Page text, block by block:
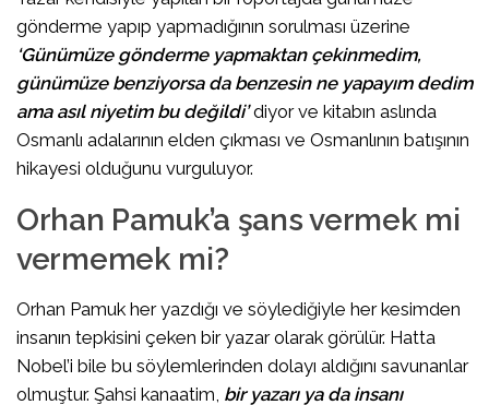
gönderme yapıp yapmadığının sorulması üzerine
‘Günümüze gönderme yapmaktan çekinmedim,
günümüze benziyorsa da benzesin ne yapayım dedim
ama asıl niyetim bu değildi’diyor ve kitabın aslında
Osmanlı adalarının elden çıkması ve Osmanlının batışının
hikayesi olduğunu vurguluyor.
Orhan Pamuk’a şans vermek mi
vermemek mi?
Orhan Pamuk her yazdığı ve söylediğiyle her kesimden
insanın tepkisini çeken bir yazar olarak görülür. Hatta
Nobel’i bile bu söylemlerinden dolayı aldığını savunanlar
olmuştur. Şahsi kanaatim, bir yazarı ya da insanı